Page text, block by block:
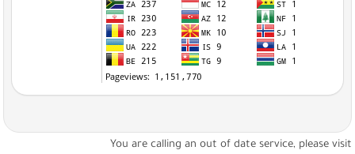
You are calling an out of date service, please visit